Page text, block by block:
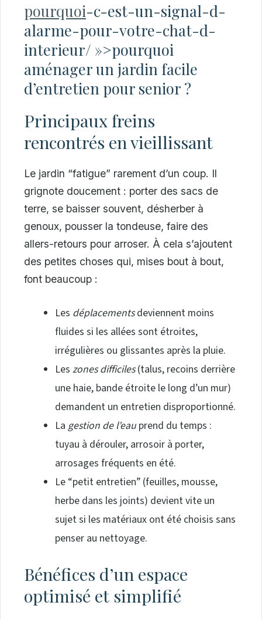
pourquoi-c-est-un-signal-d-
alarme-pour-votre-chat-d-
interieur/ »>pourquoi
aménager un jardin facile
d’entretien pour senior ?
Principaux freins
rencontrés en vieillissant
Le jardin “fatigue” rarement d’un coup. Il
grignote doucement : porter des sacs de
terre, se baisser souvent, désherber à
genoux, pousser la tondeuse, faire des
allers-retours pour arroser. À cela s’ajoutent
des petites choses qui, mises bout à bout,
font beaucoup :
Les déplacementsdeviennent moins
fluides si les allées sont étroites,
irrégulières ou glissantes après la pluie.
Les zones difficiles(talus, recoins derrière
une haie, bande étroite le long d’un mur)
demandent un entretien disproportionné.
La gestion de l’eauprend du temps :
tuyau à dérouler, arrosoir à porter,
arrosages fréquents en été.
Le “petit entretien” (feuilles, mousse,
herbe dans les joints) devient vite un
sujet si les matériaux ont été choisis sans
penser au nettoyage.
Bénéfices d’un espace
optimisé et simplifié